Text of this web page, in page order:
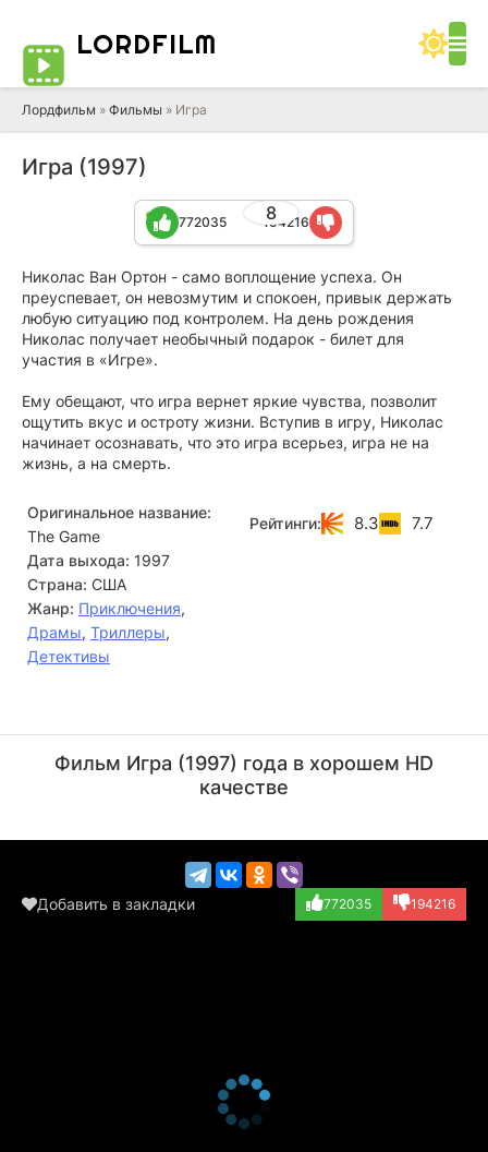
LORDFILM
Лордфильм » Фильмы » Игра
Игра (1997)
8
772035 194216
Николас Ван Ортон - само воплощение успеха. Он
преуспевает, он невозмутим и спокоен, привык держать
любую ситуацию под контролем. На день рождения
Николас получает необычный подарок - билет для
участия в «Игре».
Ему обещают, что игра вернет яркие чувства, позволит
ощутить вкус и остроту жизни. Вступив в игру, Николас
начинает осознавать, что это игра всерьез, игра не на
жизнь, а на смерть.
Оригинальное название:
The Game
Дата выхода: 1997
Страна: США
Жанр: Приключения,
Драмы, Триллеры,
Детективы
Рейтинги: 8.3 7.7
(Conrad)
(Nicholas Van Or...)
Фильм Игра (1997) года в хорошем HD
качестве
Добавить в закладки 772035 194216